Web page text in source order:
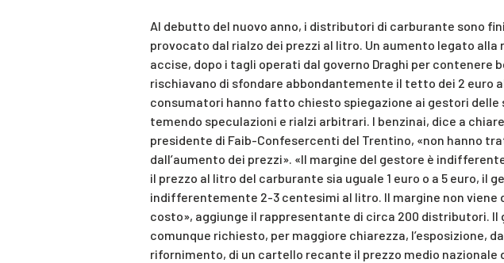
Al debutto del nuovo anno, i distributori di carburante sono
provocato dal rialzo dei prezzi al litro. Un aumento legato alla
accise, dopo i tagli operati dal governo Draghi per contenere
rischiavano di sfondare abbondantemente il tetto dei 2 euro
consumatori hanno fatto chiesto spiegazione ai gestori
temendo speculazioni e rialzi arbitrari. I benzinai, dice a
presidente di Faib-Confesercenti del Trentino, «non hanno
dall’aumento dei prezzi». «Il margine del gestore è
il prezzo al litro del carburante sia uguale 1 euro o a 5 euro, il
indifferentemente 2-3 centesimi al litro. Il margine non viene
costo», aggiunge il rappresentante di circa 200 distributori. Il
comunque richiesto, per maggiore chiarezza, l’esposizione,
rifornimento, di un cartello recante il prezzo medio nazionale